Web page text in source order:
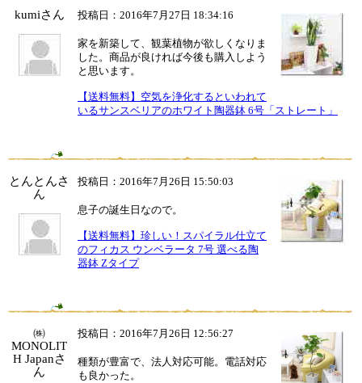
kumiさん 投稿日：2016年7月27日 18:34:16
家を新築して、観葉植物が欲しくなりま
した。商品が良ければ今後も購入しよう
と思います。
【送料無料】空気を浄化するといわれて
いるサンスベリアのホワイト陶器鉢 6号「ストレート」
とんとんさ
ん
投稿日：2016年7月26日 15:50:03
息子の誕生日なので。
【送料無料】珍しい！スパイラル仕立て
のフィカス ウンベラータ 7号 選べる陶
器鉢 Zタイプ
㈱
MONOLIT
H Japanさ
ん
投稿日：2016年7月26日 12:56:27
種類が豊富で、法人対応可能。電話対応
も良かった。